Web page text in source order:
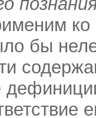
бы